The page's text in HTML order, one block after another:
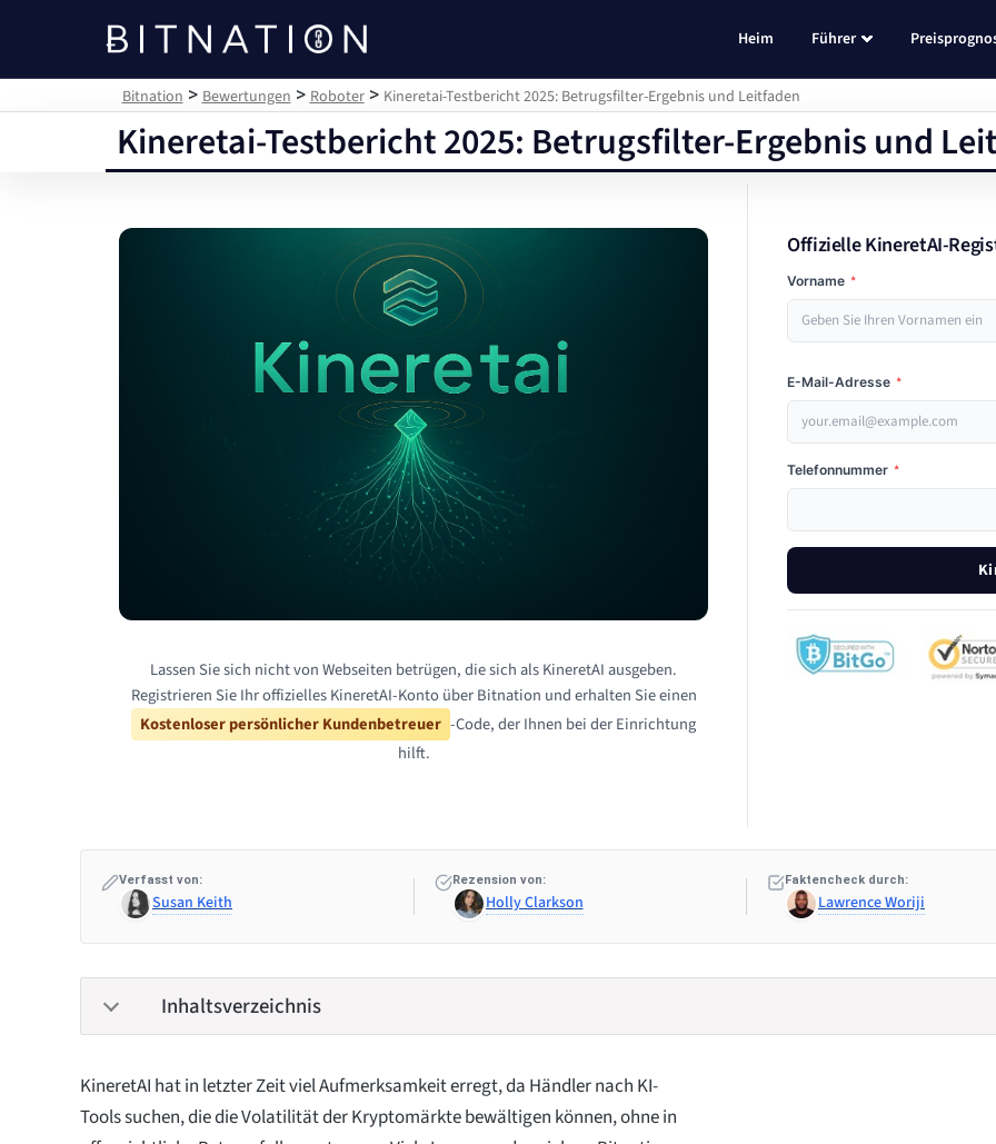
Bitnation
Heim Führer
Bitnation >Bewertungen >Roboter> Kineretai-Testbericht 2025: Betrugsfilter-Ergebnis und Leitfaden
Kineretai-Testbericht 2025: Betrugsfilter-Ergebnis und
Lassen Sie sich nicht von Webseiten betrügen, die sich als KineretAI ausgeben.
Registrieren Sie Ihr offizielles KineretAI-Konto über Bitnation und erhalten Sie einen
Kostenloser persönlicher Kundenbetreuer -Code, der Ihnen bei der Einrichtung
hilft.
Offizielle KineretAI-
Vorname *
E-Mail-Adresse *
Telefonnummer *
Verfasst von:
Susan Keith
Rezension von:
Holly Clarkson
Faktencheck durch:
Lawrence Woriji
Inhaltsverzeichnis
KineretAI hat in letzter Zeit viel Aufmerksamkeit erregt, da Händler nach KI-
Tools suchen, die die Volatilität der Kryptomärkte bewältigen können, ohne in